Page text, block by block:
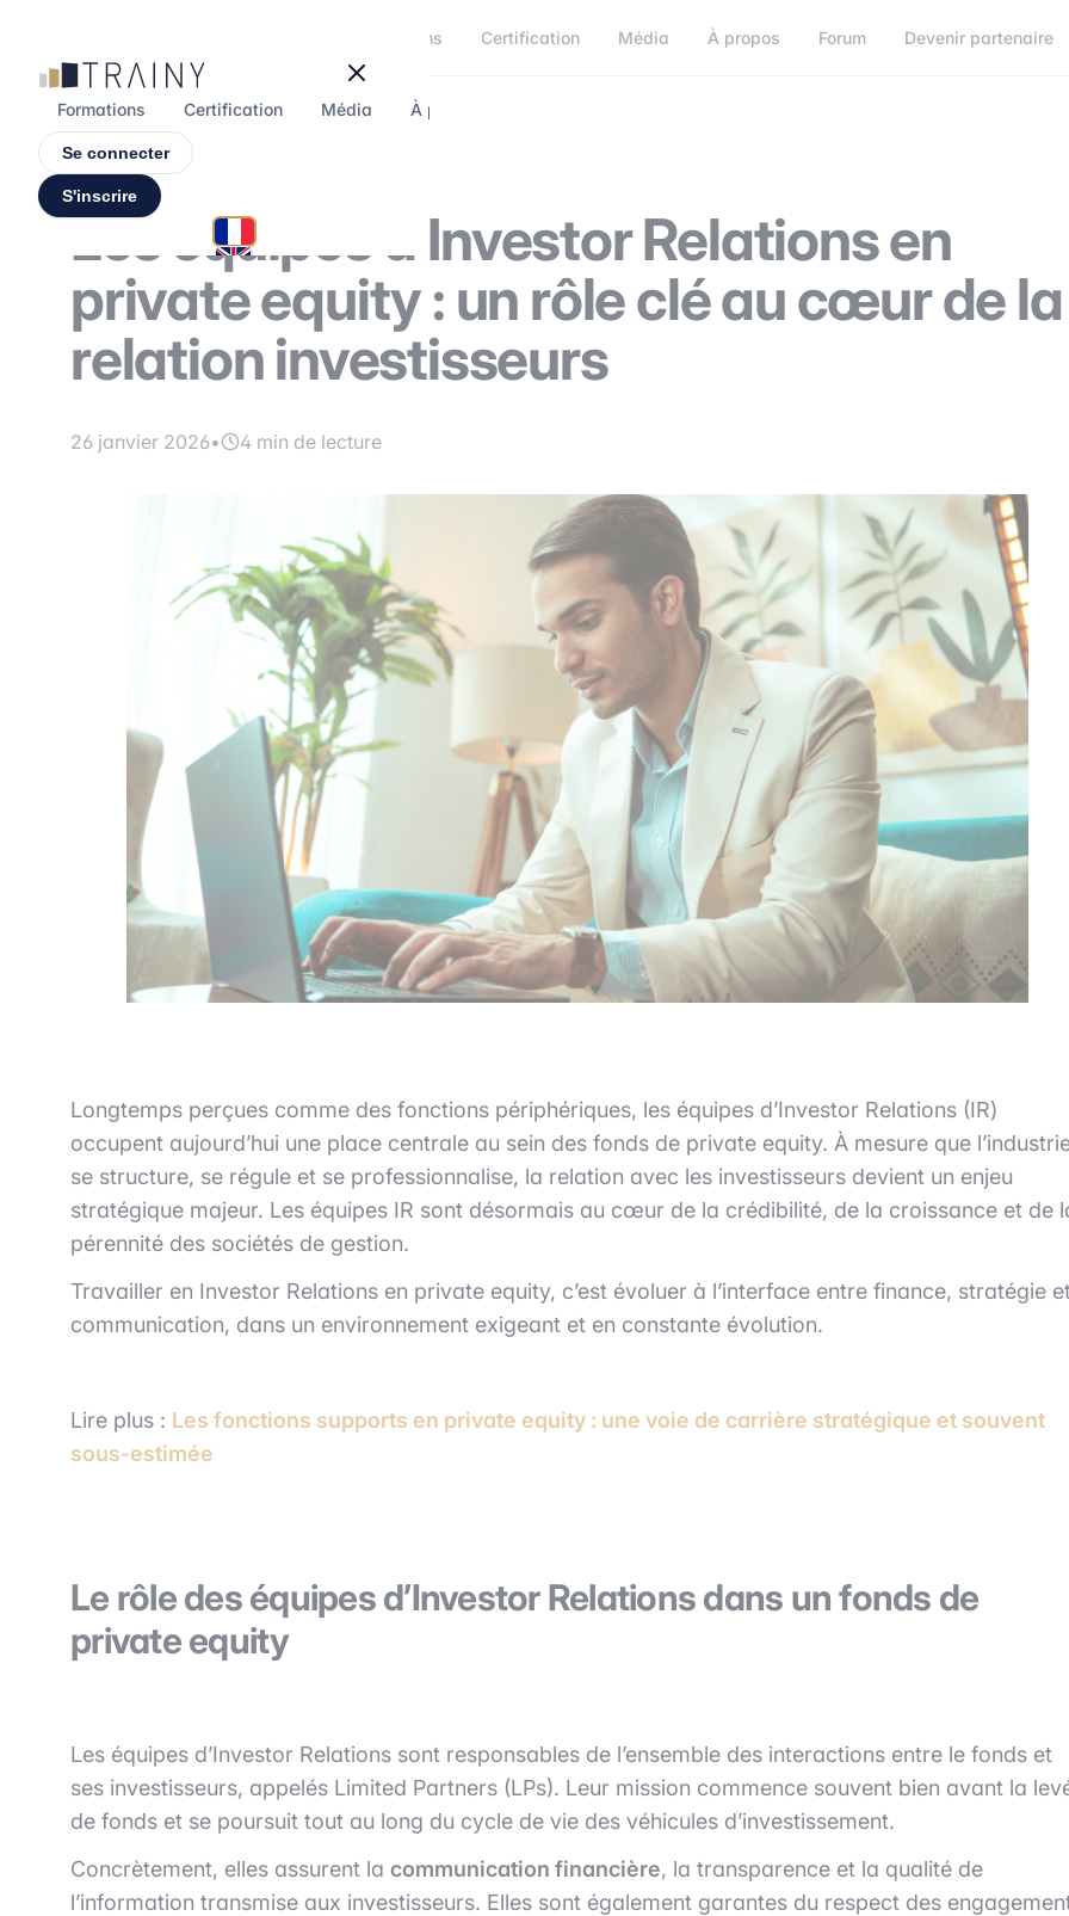
Formations Certification Média À propos Forum Devenir partenaire
Formations Certification Média À propos
Se connecter
S'inscrire
Les équipes d’Investor Relations en
private equity : un rôle clé au cœur de la
relation investisseurs
26 janvier 2026• 4 min de lecture
Longtemps perçues comme des fonctions périphériques, les équipes d’Investor Relations (IR)
occupent aujourd’hui une place centrale au sein des fonds de private equity. À mesure que
se structure, se régule et se professionnalise, la relation avec les investisseurs devient un enjeu
stratégique majeur. Les équipes IR sont désormais au cœur de la crédibilité, de la croissance et de
pérennité des sociétés de gestion.
Travailler en Investor Relations en private equity, c’est évoluer à l’interface entre finance, stratégie
communication, dans un environnement exigeant et en constante évolution.
Lire plus : Les fonctions supports en private equity : une voie de carrière stratégique et souvent
sous-estimée
Le rôle des équipes d’Investor Relations dans un fonds de
private equity
Les équipes d’Investor Relations sont responsables de l’ensemble des interactions entre le fonds et
ses investisseurs, appelés Limited Partners (LPs). Leur mission commence souvent bien avant la
de fonds et se poursuit tout au long du cycle de vie des véhicules d’investissement.
Concrètement, elles assurent la communication financière, la transparence et la qualité de
l’information transmise aux investisseurs. Elles sont également garantes du respect des